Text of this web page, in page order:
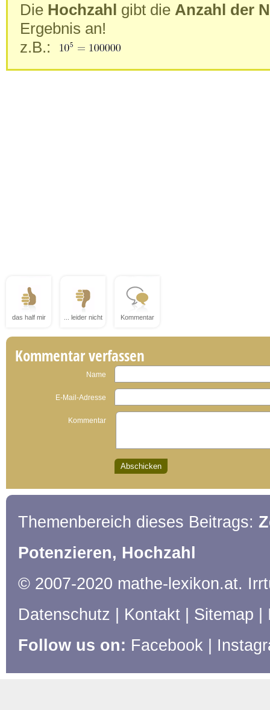
Die Hochzahl gibt die Anzahl der
Ergebnis an!
z.B.:
das half mir ... leider nicht Kommentar
Kommentar verfassen
Name
E-Mail-Adresse
Kommentar
Themenbereich dieses Beitrags:
Potenzieren, Hochzahl
© 2007-2020 mathe-lexikon.at.
Datenschutz
Kontakt Sitemap
Follow us on: Facebook